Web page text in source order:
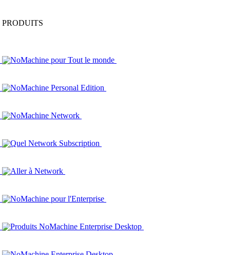
PRODUITS
NoMachine pour Tout le monde
NoMachine Personal Edition
NoMachine Network
Quel Network Subscription
Aller à Network
NoMachine pour l'Enterprise
Produits NoMachine Enterprise Desktop